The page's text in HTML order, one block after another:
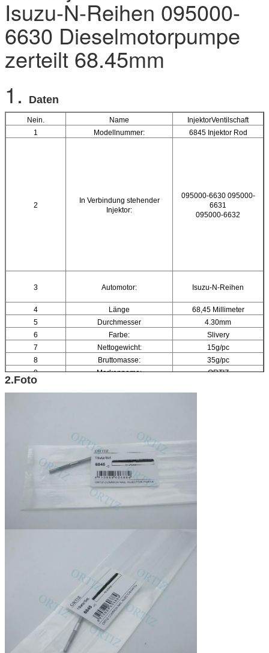
Isuzu-N-Reihen 095000-
6630 Dieselmotorpumpe
zerteilt 68.45mm
1.
Daten
Nein. Name
InjektorVentilschaft
1
Modellnummer: 6845 Injektor Rod
2
In Verbindung stehender
Injektor:
095000-6630 095000-
6631
095000-6632
3 Automotor: Isuzu-N-Reihen
4 Länge
68,45 Millimeter
5
Durchmesser
4.30mm
6
Farbe:
Slivery
7
Nettogewicht:
15g/pc
8
Bruttomasse:
35g/pc
9
Markenname: ORTIZ
2.Foto